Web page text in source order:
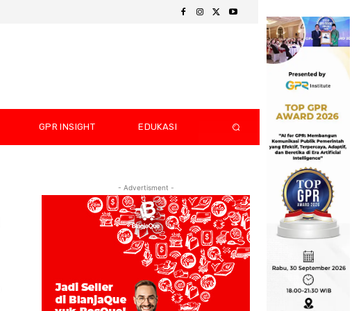
GPR INSIGHT EDUKASI
- Advertisment -